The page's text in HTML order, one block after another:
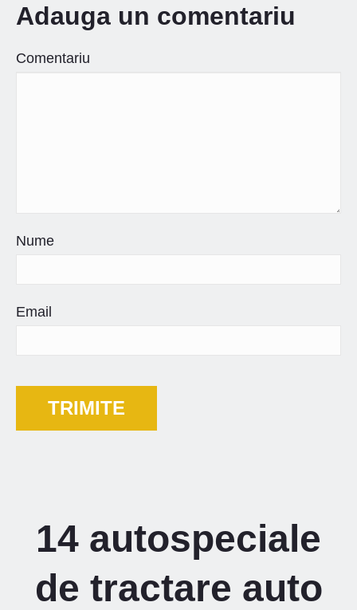
Adauga un comentariu
Comentariu
Nume
Email
14 autospeciale
de tractare auto